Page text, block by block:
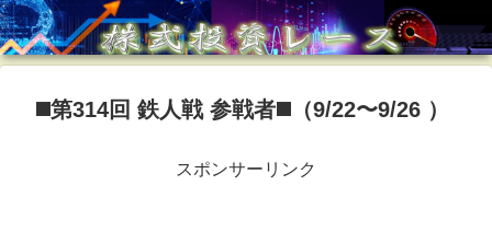
◼️第314回 鉄人戦 参戦者◼️（9/22〜9/26 ）
スポンサーリンク